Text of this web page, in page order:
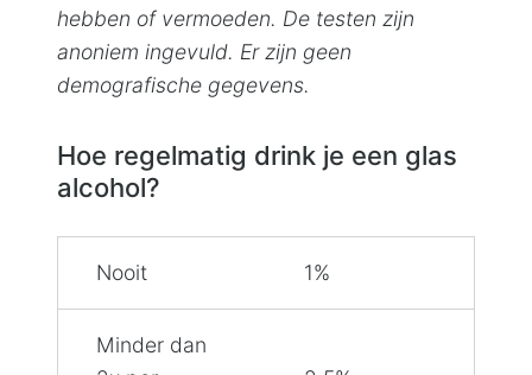
hebben of vermoeden. De testen zijn
anoniem ingevuld. Er zijn geen
demografische gegevens.
Hoe regelmatig drink je een glas
alcohol?
Nooit 1%
Minder dan